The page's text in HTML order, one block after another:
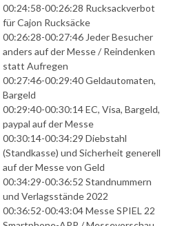
00:24:58-00:26:28 Rucksackverbot
für Cajon Rucksäcke
00:26:28-00:27:46 Jeder Besucher
anders auf der Messe / Reindenken
statt Aufregen
00:27:46-00:29:40 Geldautomaten,
Bargeld
00:29:40-00:30:14 EC, Visa, Bargeld,
paypal auf der Messe
00:30:14-00:34:29 Diebstahl
(Standkasse) und Sicherheit generell
auf der Messe von Geld
00:34:29-00:36:52 Standnummern
und Verlagsstände 2022
00:36:52-00:43:04 Messe SPIEL 22